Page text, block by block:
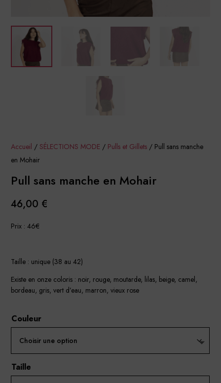
Accueil / SÉLECTIONS MODE / Pulls et Gillets / Pull sans manche
en Mohair
Pull sans manche en Mohair
46,00 €
Prix : 46€
Taille : unique (38 au 42)
Existe en onze coloris : noir, rouge, moutarde, lilas, beige, camel,
bordeau, gris, vert d’eau, marron, vieux rose
Couleur
Taille